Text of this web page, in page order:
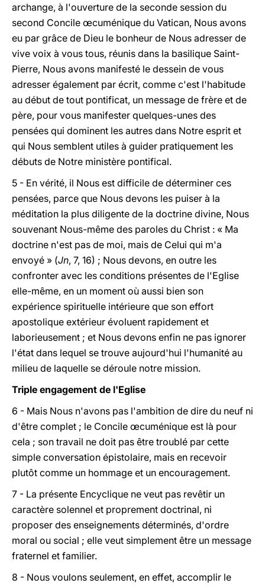
archange, à l'ouverture de la seconde session du
second Concile œcuménique du Vatican, Nous avons
eu par grâce de Dieu le bonheur de Nous adresser de
vive voix à vous tous, réunis dans la basilique Saint-
Pierre, Nous avons manifesté le dessein de vous
adresser également par écrit, comme c'est l'habitude
au début de tout pontificat, un message de frère et de
père, pour vous manifester quelques-unes des
pensées qui dominent les autres dans Notre esprit et
qui Nous semblent utiles à guider pratiquement les
débuts de Notre ministère pontifical.
5 - En vérité, il Nous est difficile de déterminer ces
pensées, parce que Nous devons les puiser à la
méditation la plus diligente de la doctrine divine, Nous
souvenant Nous-même des paroles du Christ : « Ma
doctrine n'est pas de moi, mais de Celui qui m'a
envoyé » (Jn, 7, 16) ; Nous devons, en outre les
confronter avec les conditions présentes de l'Eglise
elle-même, en un moment où aussi bien son
expérience spirituelle intérieure que son effort
apostolique extérieur évoluent rapidement et
laborieusement ; et Nous devons enfin ne pas ignorer
l'état dans lequel se trouve aujourd'hui l'humanité au
milieu de laquelle se déroule notre mission.
Triple engagement de l'Eglise
6 - Mais Nous n'avons pas l'ambition de dire du neuf ni
d'être complet ; le Concile œcuménique est là pour
cela ; son travail ne doit pas être troublé par cette
simple conversation épistolaire, mais en recevoir
plutôt comme un hommage et un encouragement.
7 - La présente Encyclique ne veut pas revêtir un
caractère solennel et proprement doctrinal, ni
proposer des enseignements déterminés, d'ordre
moral ou social ; elle veut simplement être un message
fraternel et familier.
8 - Nous voulons seulement, en effet, accomplir le